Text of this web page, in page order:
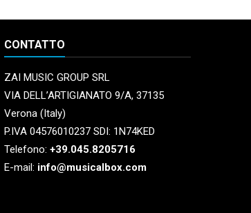
CONTATTO
ZAI MUSIC GROUP SRL
VIA DELL’ARTIGIANATO 9/A, 37135
Verona (Italy)
P.IVA 04576010237 SDI: 1N74KED
Telefono: +39.045.8205716
E-mail: info@musicalbox.com